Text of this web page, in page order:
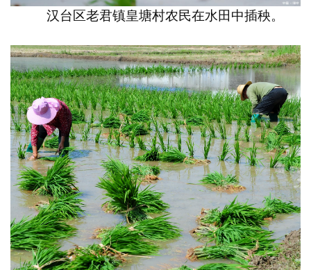
汉台区老君镇皇塘村农民在水田中插秧。